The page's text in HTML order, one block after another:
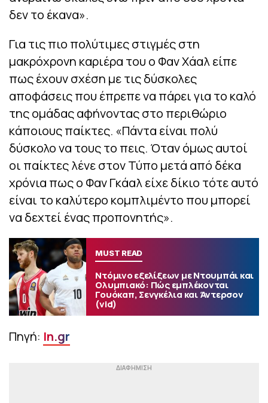
δεν το έκανα».
Για τις πιο πολύτιμες στιγμές στη
μακρόχρονη καριέρα του ο Φαν Χάαλ είπε
πως έχουν σχέση με τις δύσκολες
αποφάσεις που έπρεπε να πάρει για το καλό
της ομάδας αφήνοντας στο περιθώριο
κάποιους παίκτες. «Πάντα είναι πολύ
δύσκολο να τους το πεις. Όταν όμως αυτοί
οι παίκτες λένε στον Τύπο μετά από δέκα
χρόνια πως ο Φαν Γκάαλ είχε δίκιο τότε αυτό
είναι το καλύτερο κομπλιμέντο που μπορεί
να δεχτεί ένας προπονητής».
MUST READ
Ντόμινο εξελίξεων με Ντουμπάι και
Ολυμπιακό: Πώς εμπλέκονται
Γουόκαπ, Σενγκέλια και Άντερσον
(vid)
Πηγή: In.gr